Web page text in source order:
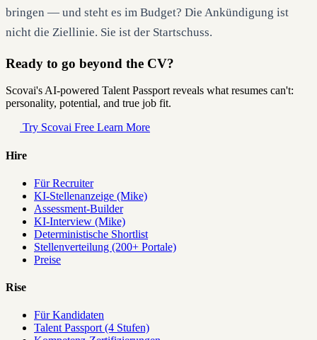
bringen — und steht es im Budget? Die Ankündigung ist
nicht die Ziellinie. Sie ist der Startschuss.
Ready to go beyond the CV?
Scovai's AI-powered Talent Passport reveals what resumes can't:
personality, potential, and true job fit.
Try Scovai Free Learn More
Hire
Für Recruiter
KI-Stellenanzeige (Mike)
Assessment-Builder
KI-Interview (Mike)
Deterministische Shortlist
Stellenverteilung (200+ Portale)
Preise
Rise
Für Kandidaten
Talent Passport (4 Stufen)